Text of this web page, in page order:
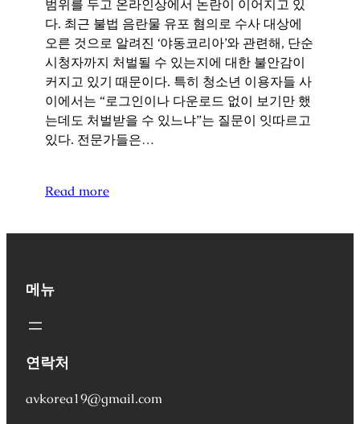
범위를 두고 온라인상에서 논란이 이어지고 있
다. 최근 불법 음란물 유포 혐의로 수사 대상에
오른 것으로 알려진 ‘야동코리아’와 관련해, 단순
시청자까지 처벌될 수 있는지에 대한 불안감이
커지고 있기 때문이다. 특히 청소년 이용자들 사
이에서는 “로그인이나 다운로드 없이 보기만 했
는데도 처벌받을 수 있느냐”는 질문이 잇따르고
있다. 전문가들은…
Read more
메뉴
연락처
avkorea19@gmail.com